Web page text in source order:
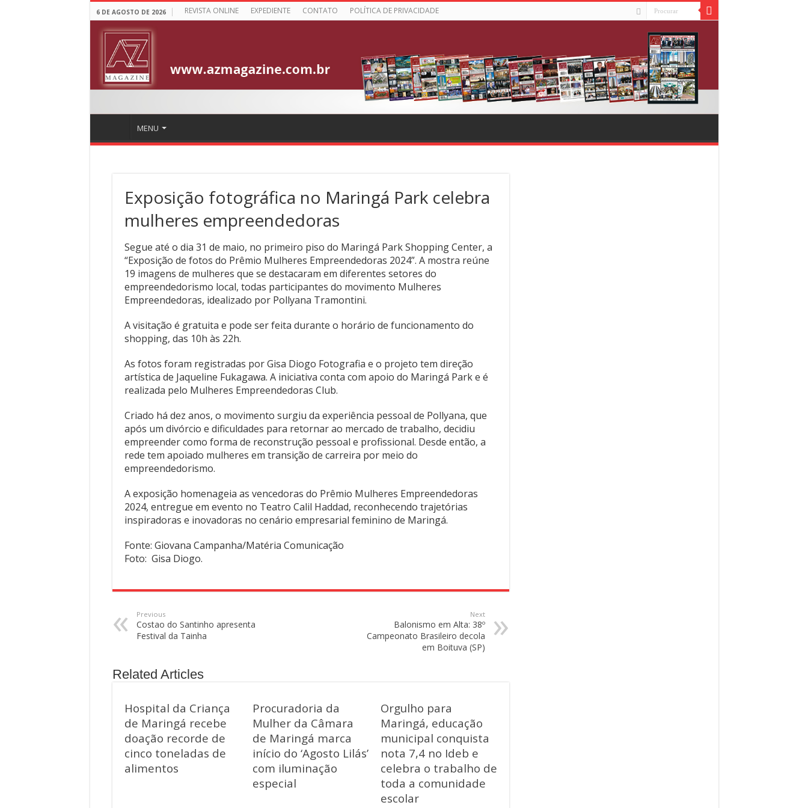
6 DE AGOSTO DE 2026 REVISTA ONLINE EXPEDIENTE CONTATO POLÍTICA DE PRIVACIDADE
MENU
Exposição fotográfica no Maringá Park celebra
mulheres empreendedoras
Segue até o dia 31 de maio, no primeiro piso do Maringá Park Shopping Center, a
“Exposição de fotos do Prêmio Mulheres Empreendedoras 2024”. A mostra reúne
19 imagens de mulheres que se destacaram em diferentes setores do
empreendedorismo local, todas participantes do movimento Mulheres
Empreendedoras, idealizado por Pollyana Tramontini.
A visitação é gratuita e pode ser feita durante o horário de funcionamento do
shopping, das 10h às 22h.
As fotos foram registradas por Gisa Diogo Fotografia e o projeto tem direção
artística de Jaqueline Fukagawa. A iniciativa conta com apoio do Maringá Park e é
realizada pelo Mulheres Empreendedoras Club.
Criado há dez anos, o movimento surgiu da experiência pessoal de Pollyana, que
após um divórcio e dificuldades para retornar ao mercado de trabalho, decidiu
empreender como forma de reconstrução pessoal e profissional. Desde então, a
rede tem apoiado mulheres em transição de carreira por meio do
empreendedorismo.
A exposição homenageia as vencedoras do Prêmio Mulheres Empreendedoras
2024, entregue em evento no Teatro Calil Haddad, reconhecendo trajetórias
inspiradoras e inovadoras no cenário empresarial feminino de Maringá.
Fonte: Giovana Campanha/Matéria Comunicação
Foto: Gisa Diogo.
Previous
Costao do Santinho apresenta
Festival da Tainha
Next
Balonismo em Alta: 38º
Campeonato Brasileiro decola
em Boituva (SP)
Related Articles
Hospital da Criança
de Maringá recebe
doação recorde de
cinco toneladas de
alimentos
Procuradoria da
Mulher da Câmara
de Maringá marca
início do ‘Agosto Lilás’
com iluminação
especial
Orgulho para
Maringá, educação
municipal conquista
nota 7,4 no Ideb e
celebra o trabalho de
toda a comunidade
escolar